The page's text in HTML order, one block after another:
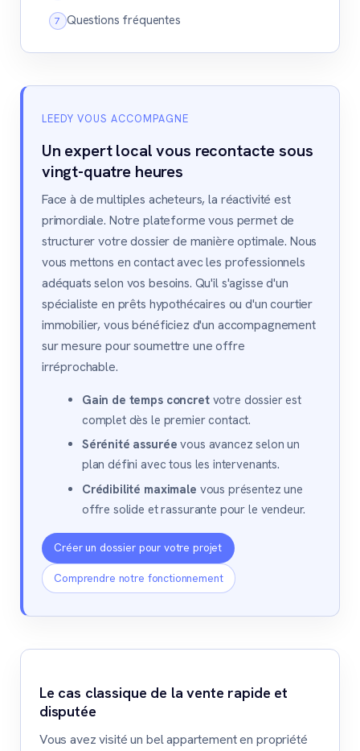
Questions fréquentes
LEEDY VOUS ACCOMPAGNE
Un expert local vous recontacte sous
vingt-quatre heures
Face à de multiples acheteurs, la réactivité est
primordiale. Notre plateforme vous permet de
structurer votre dossier de manière optimale. Nous
vous mettons en contact avec les professionnels
adéquats selon vos besoins. Qu'il s'agisse d'un
spécialiste en prêts hypothécaires ou d'un courtier
immobilier, vous bénéficiez d'un accompagnement
sur mesure pour soumettre une offre
irréprochable.
Gain de temps concretvotre dossier est
complet dès le premier contact.
Sérénité assurée vous avancez selon un
plan défini avec tous les intervenants.
Crédibilité maximale vous présentez une
offre solide et rassurante pour le vendeur.
Créer un dossier pour votre projet
Comprendre notre fonctionnement
Le cas classique de la vente rapide et
disputée
Vous avez visité un bel appartement en propriété